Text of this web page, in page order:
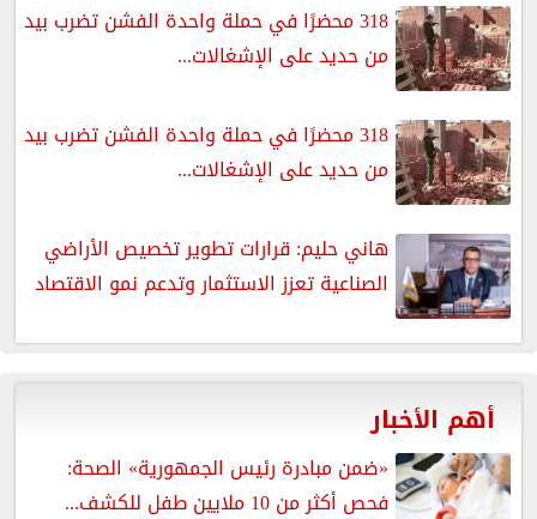
318 محضرًا في حملة واحدة الفشن تضرب بيد
من حديد على الإشغالات...
318 محضرًا في حملة واحدة الفشن تضرب بيد
من حديد على الإشغالات...
هاني حليم: قرارات تطوير تخصيص الأراضي
الصناعية تعزز الاستثمار وتدعم نمو الاقتصاد
أهم الأخبار
«ضمن مبادرة رئيس الجمهورية» الصحة:
فحص أكثر من 10 ملايين طفل للكشف...